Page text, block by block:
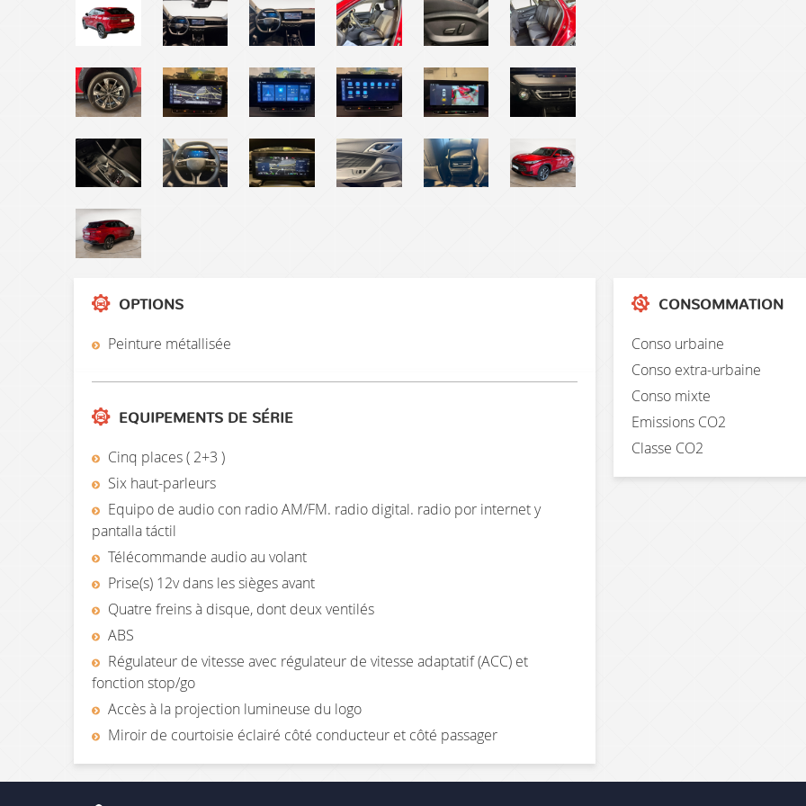
OPTIONS
Peinture métallisée
EQUIPEMENTS DE SÉRIE
Cinq places ( 2+3 )
Six haut-parleurs
Equipo de audio con radio AM/FM. radio digital. radio por internet y
pantalla táctil
Télécommande audio au volant
Prise(s) 12v dans les sièges avant
Quatre freins à disque, dont deux ventilés
ABS
Régulateur de vitesse avec régulateur de vitesse adaptatif (ACC) et
fonction stop/go
Accès à la projection lumineuse du logo
Miroir de courtoisie éclairé côté conducteur et côté passager
CONSOMMATION
Conso urbaine
Conso extra-urbaine
Conso mixte
Emissions CO2
Classe CO2